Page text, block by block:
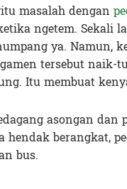
masalah dengan
ngetem. Sekali
ya. Namun,
tersebut
Itu membuat
asongan
berangkat,
bus.